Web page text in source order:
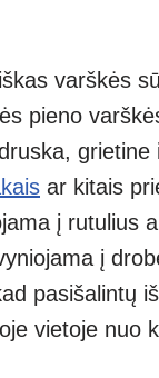
varškės
pieno
grietine
ar kitais
į rutulius
į
pasišalintų
vietoje nuo